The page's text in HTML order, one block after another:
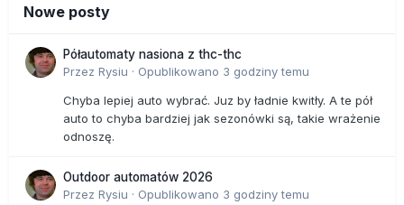
Nowe posty
Półautomaty nasiona z thc-thc
Przez Rysiu · Opublikowano 3 godziny temu
Chyba lepiej auto wybrać. Juz by ładnie kwitły. A te pół
auto to chyba bardziej jak sezonówki są, takie wrażenie
odnoszę.
Outdoor automatów 2026
Przez Rysiu · Opublikowano 3 godziny temu